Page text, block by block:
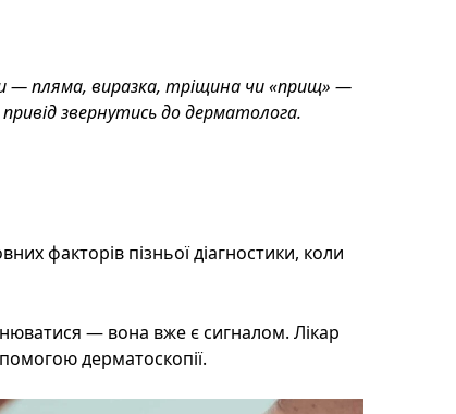
— пляма, виразка, тріщина чи «прищ» —
звернутись до дерматолога.
факторів пізньої діагностики, коли
— вона вже є сигналом. Лікар
дерматоскопії.